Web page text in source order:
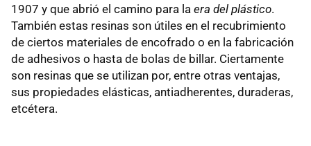
1907 y que abrió el camino para la era del plástico.
También estas resinas son útiles en el recubrimiento
de ciertos materiales de encofrado o en la fabricación
de adhesivos o hasta de bolas de billar. Ciertamente
son resinas que se utilizan por, entre otras ventajas,
sus propiedades elásticas, antiadherentes, duraderas,
etcétera.